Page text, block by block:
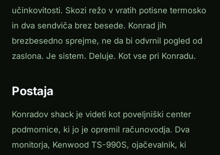
učinkovitosti. Skozi režo v vratih potisne termosko
in dva sendviča brez besede. Konrad jih
brezbesedno sprejme, ne da bi odvrnil pogled od
zaslona. Je sistem. Deluje. Kot vse pri Konradu.
Postaja
Konradov shack je videti kot poveljniški center
podmornice, ki jo je opremil računovodja. Dva
monitorja, Kenwood TS-990S, ojačevalnik, ki